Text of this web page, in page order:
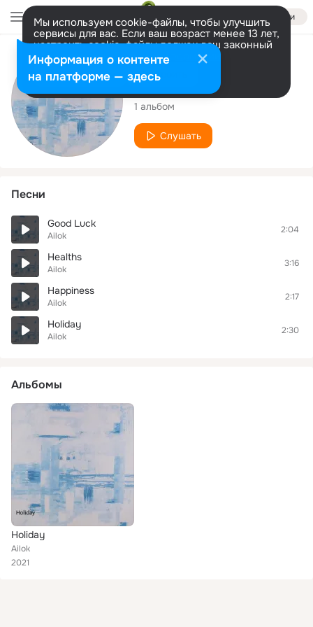
Войти
Мы используем cookie-файлы, чтобы улучшить
сервисы для вас. Если ваш возраст менее 13 лет,
настроить cookie-файлы должен ваш законный
представитель. Больше информации
Разрешить все Настроить
Исполнитель
Ailok
1 альбом
Слушать
Песни
Good Luck
Ailok
2:04
Healths
Ailok
3:16
Happiness
Ailok
2:17
Holiday
Ailok
2:30
Альбомы
Holiday
Ailok
2021
Информация о контенте
на платформе — здесь